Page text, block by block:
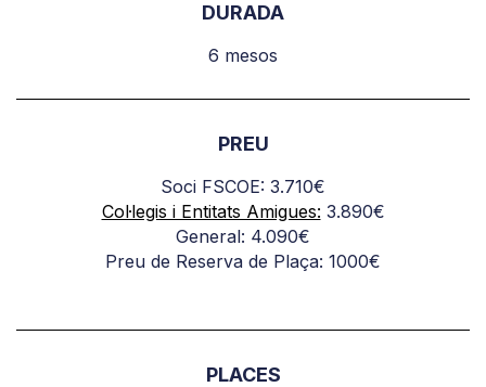
DURADA
6 mesos
PREU
Soci FSCOE: 3.710€
Col·legis i Entitats Amigues: 3.890€
General: 4.090€
Preu de Reserva de Plaça: 1000€
PLACES